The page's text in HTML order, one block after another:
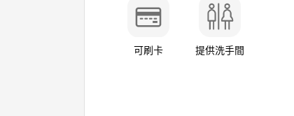
可刷卡 提供洗手間